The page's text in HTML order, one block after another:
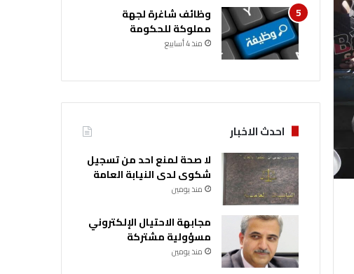
وظائف شاغرة لجهة
مملوكة للحكومة
منذ 4 أسابيع
احدث الاخبار
لا صحة لمنع احد من تسجيل
شكوى لدى النيابة العامة
منذ يومين
مجابهة الاحتيال الإلكتروني
مسؤولية مشتركة
منذ يومين